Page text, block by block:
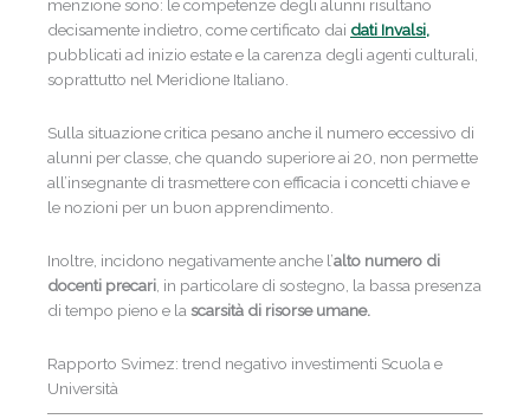
menzione sono: le competenze degli alunni risultano
decisamente indietro, come certificato dai dati Invalsi,
pubblicati ad inizio estate e la carenza degli agenti culturali,
soprattutto nel Meridione Italiano.
Sulla situazione critica pesano anche il numero eccessivo di
alunni per classe, che quando superiore ai 20, non permette
all’insegnante di trasmettere con efficacia i concetti chiave e
le nozioni per un buon apprendimento.
Inoltre, incidono negativamente anche l’alto numero di
docenti precari , in particolare di sostegno, la bassa presenza
di tempo pieno e la scarsità di risorse umane.
Rapporto Svimez: trend negativo investimenti Scuola e
Università